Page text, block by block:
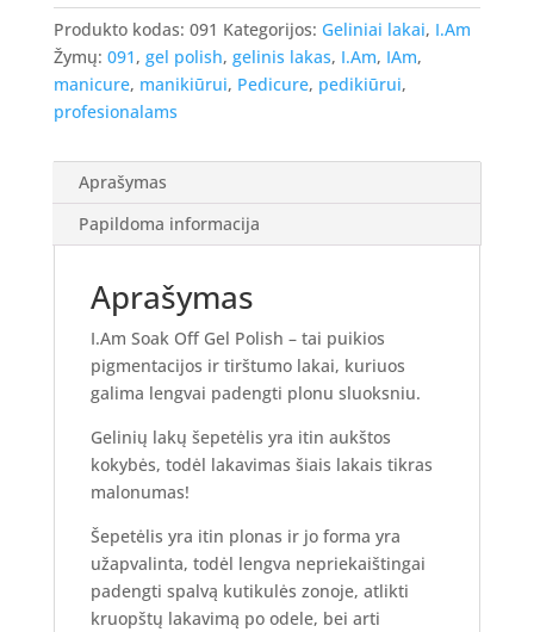
gelinis
lakas
#091
-
Lit,
Produkto kodas: 091 Kategorijos: Geliniai lakai, I.Am
Žymų: 091, gel polish, gelinis lakas, I.Am, IAm,
manicure, manikiūrui, Pedicure, pedikiūrui,
profesionalams
Aprašymas
Papildoma informacija
Aprašymas
I.Am Soak Off Gel Polish – tai puikios
pigmentacijos ir tirštumo lakai, kuriuos
galima lengvai padengti plonu sluoksniu.
Gelinių lakų šepetėlis yra itin aukštos
kokybės, todėl lakavimas šiais lakais tikras
malonumas!
Šepetėlis yra itin plonas ir jo forma yra
užapvalinta, todėl lengva nepriekaištingai
padengti spalvą kutikulės zonoje, atlikti
kruopštų lakavimą po odele, bei arti